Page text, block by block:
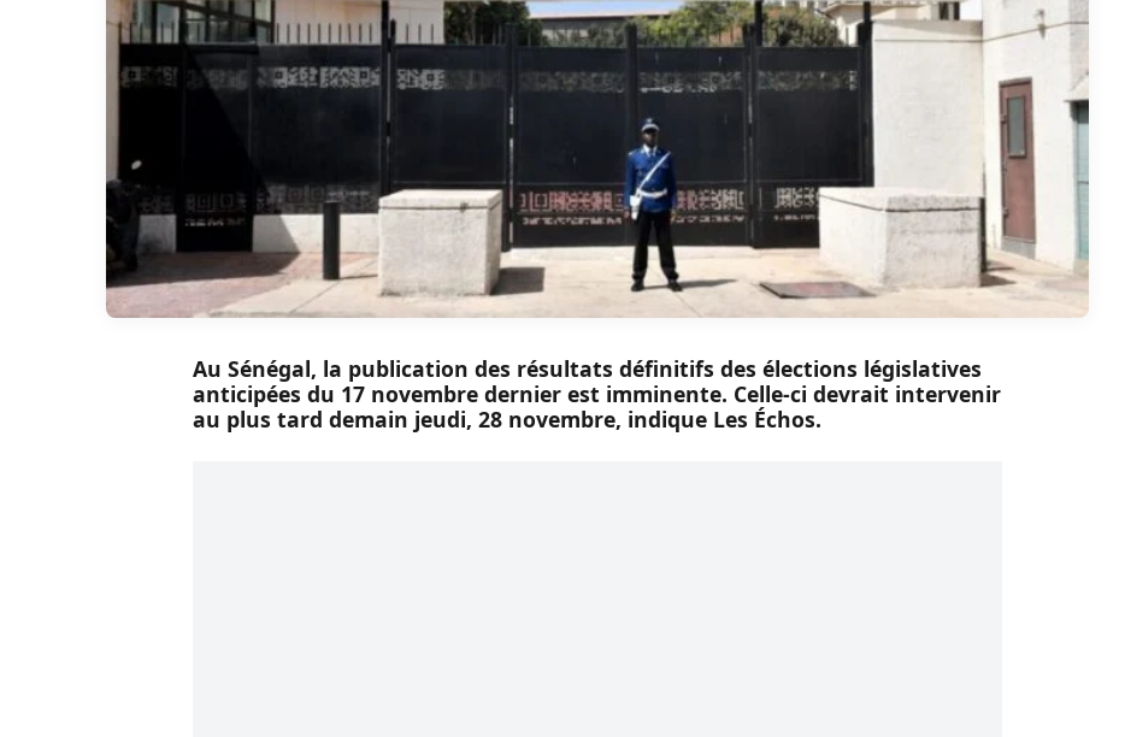
Au Sénégal, la publication des résultats définitifs des élections législatives
anticipées du 17 novembre dernier est imminente. Celle-ci devrait intervenir
au plus tard demain jeudi, 28 novembre, indique Les Échos.